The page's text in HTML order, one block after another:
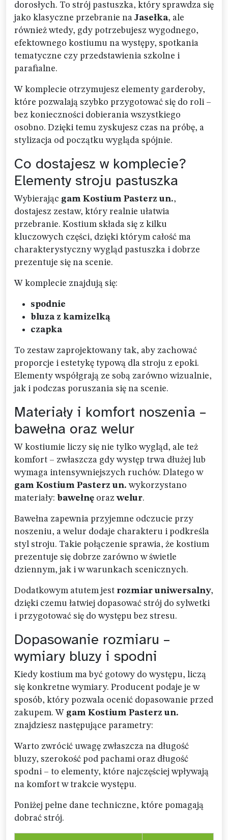
dorosłych. To strój pastuszka, który sprawdza się
jako klasyczne przebranie na Jasełka, ale
również wtedy, gdy potrzebujesz wygodnego,
efektownego kostiumu na występy, spotkania
tematyczne czy przedstawienia szkolne i
parafialne.
W komplecie otrzymujesz elementy garderoby,
które pozwalają szybko przygotować się do roli –
bez konieczności dobierania wszystkiego
osobno. Dzięki temu zyskujesz czas na próbę, a
stylizacja od początku wygląda spójnie.
Co dostajesz w komplecie?
Elementy stroju pastuszka
Wybierając gam Kostium Pasterz un.,
dostajesz zestaw, który realnie ułatwia
przebranie. Kostium składa się z kilku
kluczowych części, dzięki którym całość ma
charakterystyczny wygląd pastuszka i dobrze
prezentuje się na scenie.
W komplecie znajdują się:
spodnie
bluza z kamizelką
czapka
To zestaw zaprojektowany tak, aby zachować
proporcje i estetykę typową dla stroju z epoki.
Elementy współgrają ze sobą zarówno wizualnie,
jak i podczas poruszania się na scenie.
Materiały i komfort noszenia –
bawełna oraz welur
W kostiumie liczy się nie tylko wygląd, ale też
komfort – zwłaszcza gdy występ trwa dłużej lub
wymaga intensywniejszych ruchów. Dlatego w
gam Kostium Pasterz un. wykorzystano
materiały: bawełnę orazwelur.
Bawełna zapewnia przyjemne odczucie przy
noszeniu, a welur dodaje charakteru i podkreśla
styl stroju. Takie połączenie sprawia, że kostium
prezentuje się dobrze zarówno w świetle
dziennym, jak i w warunkach scenicznych.
Dodatkowym atutem jest rozmiar uniwersalny,
dzięki czemu łatwiej dopasować strój do sylwetki
i przygotować się do występu bez stresu.
Dopasowanie rozmiaru –
wymiary bluzy i spodni
Kiedy kostium ma być gotowy do występu, liczą
się konkretne wymiary. Producent podaje je w
sposób, który pozwala ocenić dopasowanie przed
zakupem. W gam Kostium Pasterz un.
znajdziesz następujące parametry:
Warto zwrócić uwagę zwłaszcza na długość
bluzy, szerokość pod pachami oraz długość
spodni – to elementy, które najczęściej wpływają
na komfort w trakcie występu.
Poniżej pełne dane techniczne, które pomagają
dobrać strój.